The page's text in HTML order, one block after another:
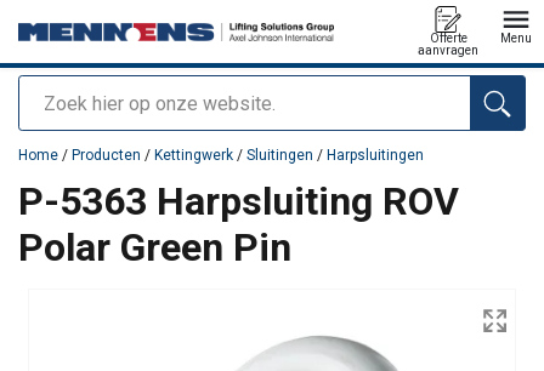
Zoeken
Offerte
aanvragen
Menu
toegevoegd aan uw offerte
Home / Producten / Kettingwerk / Sluitingen / Harpsluitingen
P-5363 Harpsluiting ROV
Polar Green Pin